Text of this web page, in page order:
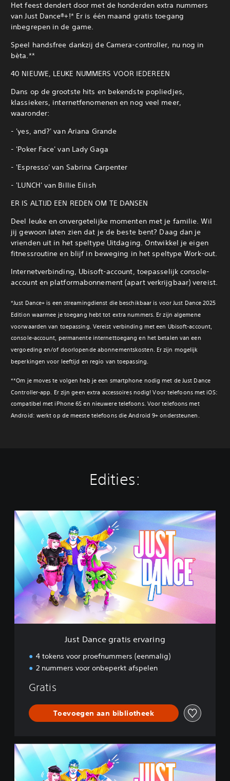
Het feest dendert door met de honderden extra nummers
van Just Dance®+!* Er is één maand gratis toegang
inbegrepen in de game.
Speel handsfree dankzij de Camera-controller, nu nog in
bèta.**
‎40 NIEUWE, LEUKE NUMMERS VOOR IEDEREEN
Dans op de grootste hits en bekendste popliedjes,
klassiekers, internetfenomenen en nog veel meer,
waaronder:
‎- 'yes, and?' van Ariana Grande
‎- 'Poker Face' van Lady Gaga
‎- 'Espresso' van Sabrina Carpenter
‎- 'LUNCH' van Billie Eilish
ER IS ALTIJD EEN REDEN OM TE DANSEN
Deel leuke en onvergetelijke momenten met je familie. Wil
jij gewoon laten zien dat je de beste bent? Daag dan je
vrienden uit in het speltype Uitdaging. Ontwikkel je eigen
fitnessroutine en blijf in beweging in het speltype Work-out.
Internetverbinding, Ubisoft-account, toepasselijk console-
account en platformabonnement (apart verkrijgbaar) vereist.
‎*Just Dance+ is een streamingdienst die beschikbaar is voor Just Dance 2025
Edition waarmee je toegang hebt tot extra nummers. Er zijn algemene
voorwaarden van toepassing. Vereist verbinding met een Ubisoft-account,
console-account, permanente internettoegang en het betalen van een
vergoeding en/of doorlopende abonnementskosten. Er zijn mogelijk
beperkingen voor leeftijd en regio van toepassing.‎
‎**Om je moves te volgen heb je een smartphone nodig met de Just Dance
Controller-app. Er zijn geen extra accessoires nodig! Voor telefoons met iOS:
compatibel met iPhone 6S en nieuwere telefoons. Voor telefoons met
Android: werkt op de meeste telefoons die Android 9+ ondersteunen.‎
Edities:
J
u
t
D
a
n
e
g
r
a
Just Dance gratis ervaring
4 tokens voor proefnummers (eenmalig)
2 nummers voor onbeperkt afspelen
Gratis
Toevoegen aan bibliotheek
S
n